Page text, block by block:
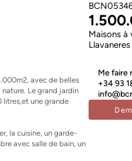
avec de belles
Le grand jardin
litres,et une grande
la cuisine, un garde-
avec salle de bain, un
Maisons à
Llavaneres
Me faire
+34 93